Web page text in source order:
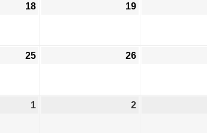
18 19
25 26
1 2